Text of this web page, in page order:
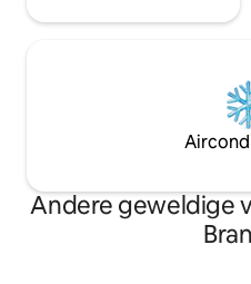
Andere geweldige